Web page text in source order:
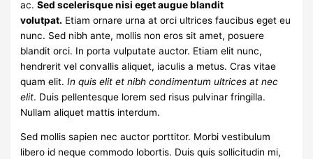
ac.Sed scelerisque nisi eget augue blandit
volutpat. Etiam ornare urna at orci ultrices faucibus eget eu
nunc. Sed nibh ante, mollis non eros sit amet, posuere
blandit orci. In porta vulputate auctor. Etiam elit nunc,
hendrerit vel convallis aliquet, iaculis a metus. Cras vitae
quam elit.In quis elit et nibh condimentum ultrices at nec
elit. Duis pellentesque lorem sed risus pulvinar fringilla.
Nullam aliquet mattis interdum.
Sed mollis sapien nec auctor porttitor. Morbi vestibulum
libero id neque commodo lobortis. Duis quis sollicitudin mi,